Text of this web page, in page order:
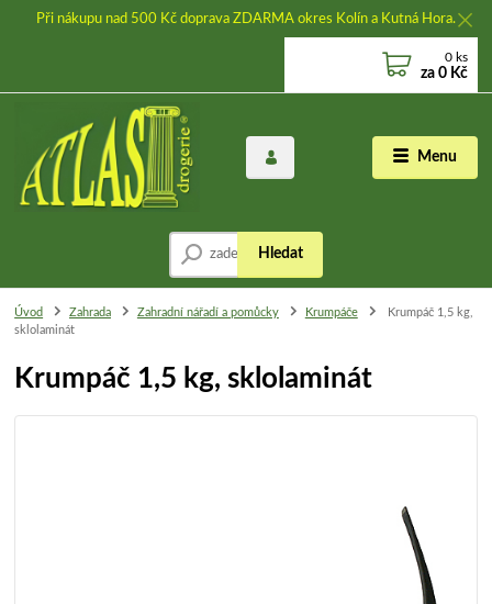
Při nákupu nad 500 Kč doprava ZDARMA okres Kolín a Kutná Hora.
Menu
Hledat
0 ks
za 0 Kč
Úvod Zahrada Zahradní nářadí a pomůcky Krumpáče
Krumpáč 1,5 kg,
sklolaminát
Krumpáč 1,5 kg, sklolaminát